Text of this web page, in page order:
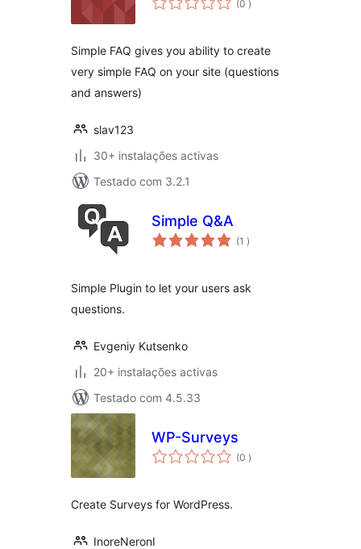
(0 )
Simple FAQ gives you ability to create
very simple FAQ on your site (questions
and answers)
slav123
30+ instalações activas
Testado com 3.2.1
Simple Q&A
(1 classificações
)
Simple Plugin to let your users ask
questions.
Evgeniy Kutsenko
20+ instalações activas
Testado com 4.5.33
WP-Surveys
(0 classificações
)
Create Surveys for WordPress.
InoreNeronI